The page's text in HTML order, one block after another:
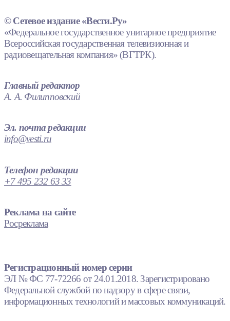
© Сетевое издание «Вести.Ру»
«Федеральное государственное унитарное предприятие
Всероссийская государственная телевизионная и
радиовещательная компания» (ВГТРК).
Главный редактор
А. А. Филипповский
Эл. почта редакции
info@vesti.ru
Телефон редакции
+7 495 232 63 33
Реклама на сайте
Росреклама
Регистрационный номер серии
ЭЛ № ФС 77-72266 от 24.01.2018. Зарегистрировано
Федеральной службой по надзору в сфере связи,
информационных технологий и массовых коммуникаций.